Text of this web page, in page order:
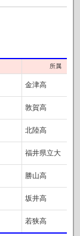
所属
金津高
敦賀高
北陸高
福井県立大
勝山高
坂井高
若狭高